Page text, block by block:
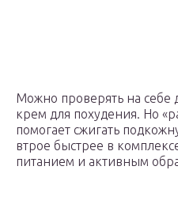
Можно проверять на
крем для похудения. Но
помогает сжигать
втрое быстрее в
питанием и активным